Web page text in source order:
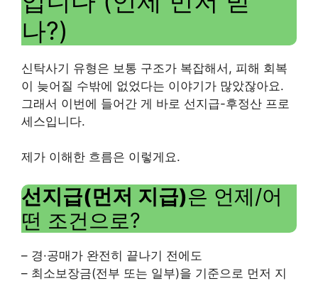
나?)
신탁사기 유형은 보통 구조가 복잡해서, 피해 회복
이 늦어질 수밖에 없었다는 이야기가 많았잖아요.
그래서 이번에 들어간 게 바로 선지급-후정산 프로
세스입니다.
제가 이해한 흐름은 이렇게요.
선지급(먼저 지급)은 언제/어
떤 조건으로?
– 경·공매가 완전히 끝나기 전에도
– 최소보장금(전부 또는 일부)을 기준으로 먼저 지